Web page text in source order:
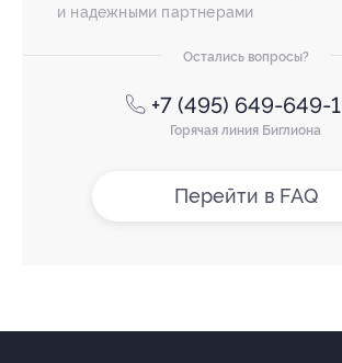
и надежными партнерами
Остались вопросы?
+7 (495) 649-649-1
Горячая линия Биглиона
Перейти в FAQ